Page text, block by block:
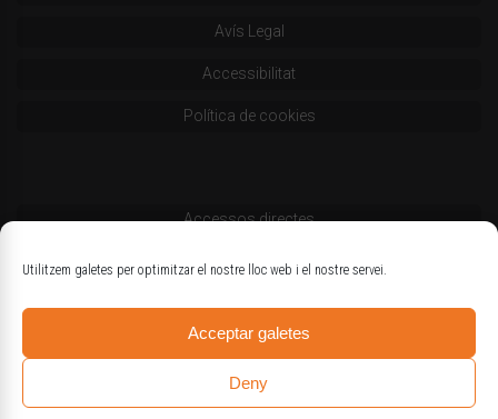
Utilitzem galetes per optimitzar el nostre lloc web i el nostre servei.
Acceptar galetes
Deny
Avís Legal
Accessibilitat
Política de cookies
Accessos directes
Codi deontològic
Logotips oficials